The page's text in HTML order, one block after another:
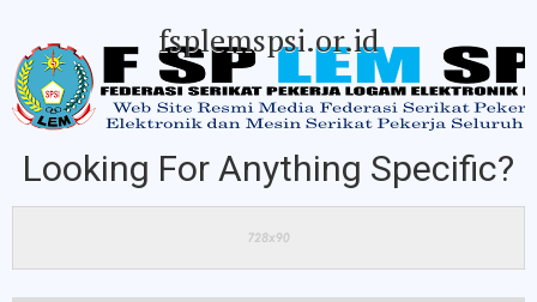
fsplemspsi.or.id
Looking For Anything Specific?